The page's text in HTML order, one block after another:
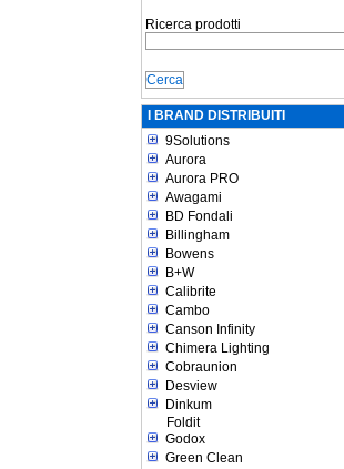
Ricerca prodotti
I BRAND DISTRIBUITI
9Solutions
Aurora
Aurora PRO
Awagami
BD Fondali
Billingham
Bowens
B+W
Calibrite
Cambo
Canson Infinity
Chimera Lighting
Cobraunion
Desview
Dinkum
Foldit
Godox
Green Clean